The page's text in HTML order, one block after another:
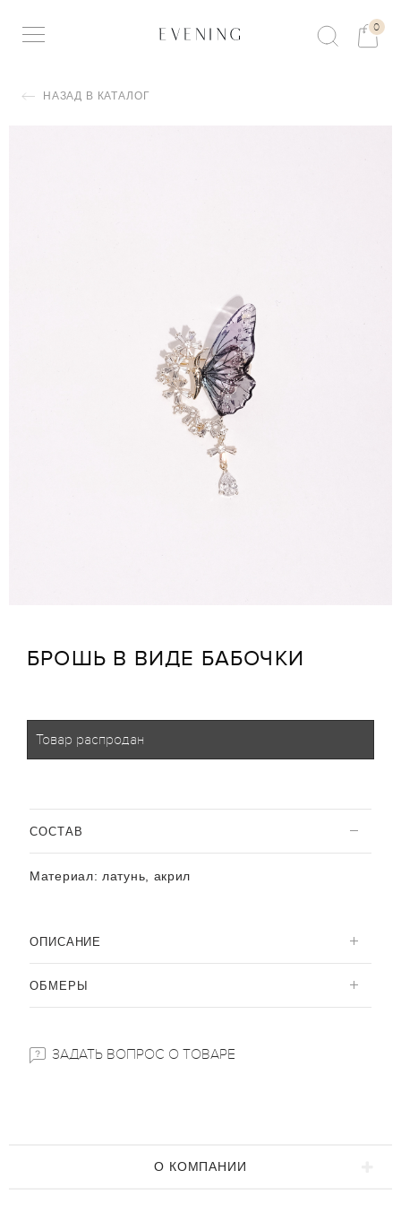
0
НАЗАД В КАТАЛОГ
БРОШЬ В ВИДЕ БАБОЧКИ
Товар распродан
CОСТАВ
Материал: латунь, акрил
ОПИСАНИЕ
ОБМЕРЫ
ЗАДАТЬ ВОПРОС О ТОВАРЕ
О КОМПАНИИ